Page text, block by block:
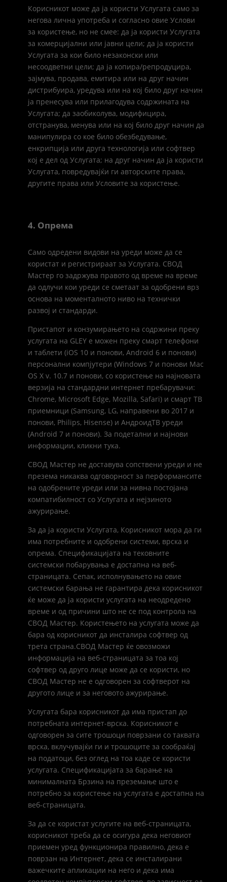
Корисникот може да ја користи Услугата само за
негова лична употреба и согласно овие Услови
за користење, но не смее: да ја користи Услугата
за комерцијални или јавни цели; да ја користи
Услугата за кои било незаконски или
несоодветни цели; да ја копира/репродуцира,
зајмува, продава, емитира или на друг начин
дистрибуира, уредува или на кој било друг начин
ја пренесува или прилагодува содржината на
Услугата; да заобиколува, модифицира,
отстранува, менува или на кој било друг начин да
манипулира со кое било обезбедување,
енкрипција или друга технологија или софтвер
кој е дел од Услугата; на друг начин да ја користи
Услугата, повредувајќи ги авторските права,
другите права или Условите за користење.
4. Опрема
Само одредени видови на уреди може да се
користат и регистрираат за Услугата. СВОД
Мастер го задржува правото од време на време
да одлучи кои уреди се сметаат за одобрени врз
основа на моменталното ниво на технички
развој и стандарди.
Пристапот и конзумирањето на содржини преку
услугата на GLEY е можен преку смарт телефони
и таблети (iOS 10 и понови, Android 6 и понови)
персонални компјутери (Windows 7 и понови Mac
OS X v. 10.7 и понови, со користење на најновата
верзија на стандардни интернет пребарувачи:
Chrome, Microsoft Edge, Mozilla, Safari) и смарт ТВ
приемници (Samsung, LG, направени во 2017 и
понови, Philips, Hisense) и АндроидТВ уреди
(Android 7 и понови). За подетални и најнови
информации, кликни тука.
СВОД Мастер не доставува сопствени уреди и не
презема никаква одговорност за перформансите
на одобрените уреди или за нивна постојана
компатибилност со Услугата и нејзиното
ажурирање.
За да ја користи Услугата, Корисникот мора да ги
има потребните и одобрени системи, врска и
опрема. Спецификацијата на тековните
системски побарувања е достапна на веб-
страницата. Сепак, исполнувањето на овие
системски барања не гарантира дека корисникот
ќе може да ја користи услугата на неодредено
време и од причини што не се под контрола на
СВОД Мастер. Користењето на услугата може да
бара од корисникот да инсталира софтвер од
трета страна.СВОД Мастер ќе овозможи
информација на веб-страницата за тоа кој
софтвер од друго лице може да се користи, но
СВОД Мастер не е одговорен за софтверот на
другото лице и за неговото ажурирање.
Услугата бара корисникот да има пристап до
потребната интернет-врска. Корисникот е
одговорен за сите трошоци поврзани со таквата
врска, вклучувајќи ги и трошоците за сообраќај
на податоци, без оглед на тоа каде се користи
услугата. Спецификацијата за барање на
минималната Брзина на преземање што е
потребно за користење на услугата е достапна на
веб-страницата.
За да се користат услугите на веб-страницата,
корисникот треба да се осигура дека неговиот
приемен уред функционира правилно, дека е
поврзан на Интернет, дека се инсталирани
важечките апликации на него и дека има